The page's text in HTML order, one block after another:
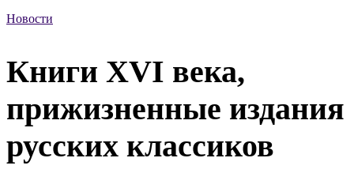
Новости
Книги XVI века,
прижизненные издания
русских классиков